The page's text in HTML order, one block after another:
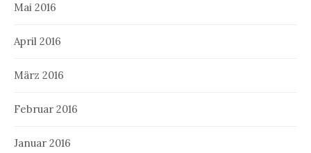
Mai 2016
April 2016
März 2016
Februar 2016
Januar 2016